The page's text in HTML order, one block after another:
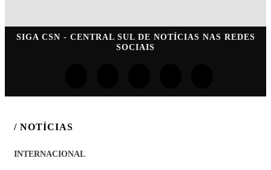
SIGA CSN - CENTRAL SUL DE NOTÍCIAS NAS REDES
SOCIAIS
/ NOTÍCIAS
INTERNACIONAL